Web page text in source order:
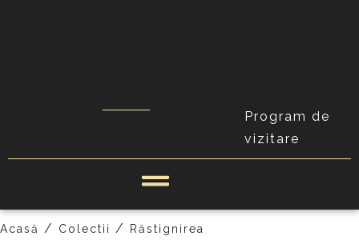
Program de
vizitare
Acasă / Colectii / Răstignirea
PRECEDENT